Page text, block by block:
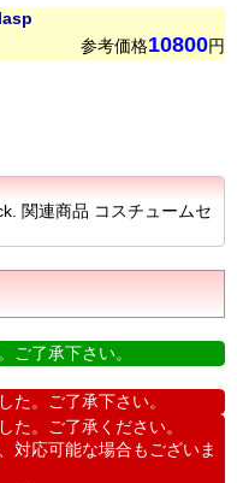
参考価格10800円
関連商品 コスチュームセ
ご了承下さい。
た。ご了承下さい。
た。ご了承ください。
対応可能な場合もございま